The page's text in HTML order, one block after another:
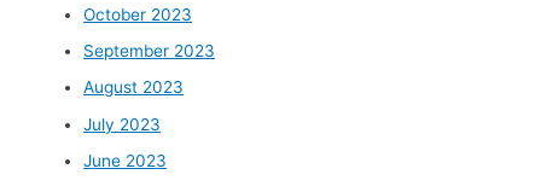
October 2023
September 2023
August 2023
July 2023
June 2023